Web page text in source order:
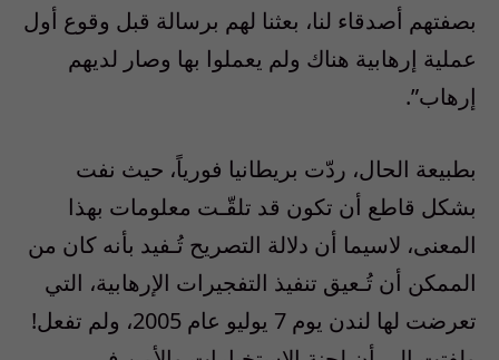
بصفتهم أصدقاء لنا، بعثنا لهم برسالة قبل وقوع أول
عملية إرهابية هناك ولم يعملوا بها وصار لديهم
إرهاب”.
بطبيعة الحال، ردّت بريطانيا فورياً، حيث نفت
بشكل قاطع أن تكون قد تلقّـت معلومات بهذا
المعنى، لاسيما أن دلالة التصريح تُـفيد بأنه كان من
الممكن أن تُـعيق تنفيذ التفجيرات الإرهابية، التي
تعرضت لها لندن يوم 7 يوليو عام 2005، ولم تفعل!